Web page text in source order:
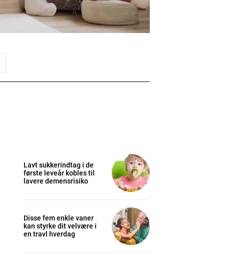
Lavt sukkerindtag i de
første leveår kobles til
lavere demensrisiko
Disse fem enkle vaner
kan styrke dit velvære i
en travl hverdag